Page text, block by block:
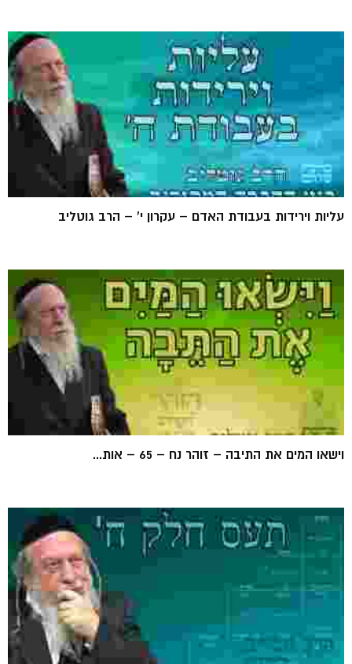
עליות וירידות בעבודת האדם – עקרון י' – הרב גוטליב
וישאו המים את התיבה – זוהר נח – 65 – אות...